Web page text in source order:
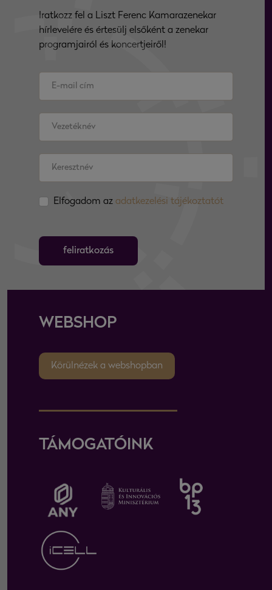
Iratkozz fel a Liszt Ferenc Kamarazenekar
hírlevelére és értesülj elsőként a zenekar
programjairól és koncertjeiről!
Elfogadom az adatkezelési tájékoztatót
feliratkozás
WEBSHOP
Körülnézek a webshopban
TÁMOGATÓINK